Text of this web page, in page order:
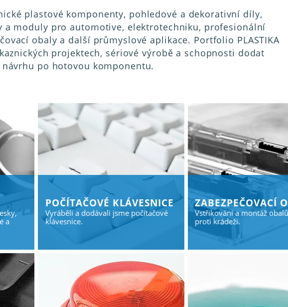
plastové komponenty, pohledové a dekorativní díly,
a moduly pro automotive, elektrotechniku, profesionální
obaly a další průmyslové aplikace. Portfolio PLASTIKA
projektech, sériové výrobě a schopnosti dodat
po hotovou komponentu.
a
Počítačové klávesnice
Vyráběli a dodávali jsme počítačové
klávesnice.
Zabezpečovací
Vstřikování a montáž
proti krádeži.